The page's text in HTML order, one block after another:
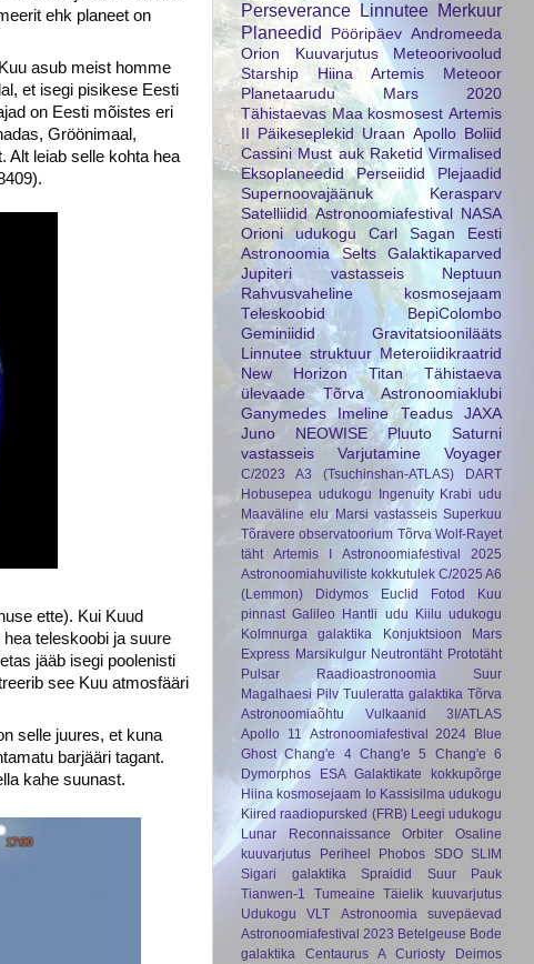
ehk planeet on
asub meist homme
et isegi pisikese Eesti
on Eesti mõistes eri
Gröönimaal,
Alt leiab selle kohta hea
.
ette). Kui Kuud
teleskoobi ja suure
jääb isegi poolenisti
see Kuu atmosfääri
selle juures, et kuna
barjääri tagant.
kahe suunast.
Perseverance Linnutee Merkuur
Planeedid
Pööripäev Andromeeda
Orion
Kuuvarjutus
Meteoorivoolud
Starship
Hiina Artemis
Meteoor
Planetaarudu
Mars 2020
Tähistaevas Maa kosmosest Artemis
Päikeseplekid Uraan Apollo Boliid
Cassini Must auk Raketid Virmalised
Eksoplaneedid
Perseiidid
Plejaadid
Supernoovajäänuk
Kerasparv
Satelliidid Astronoomiafestival
NASA
Orioni udukogu
Carl Sagan
Eesti
Astronoomia Selts
Galaktikaparved
Jupiteri vastasseis
Neptuun
Rahvusvaheline kosmosejaam
Teleskoobid
BepiColombo
Geminiidid
Gravitatsioonilääts
Linnutee struktuur Meteroiidikraatrid
New Horizon
Titan
Tähistaeva
ülevaade
Tõrva Astronoomiaklubi
Ganymedes
Imeline Teadus
JAXA
Juno
NEOWISE Pluuto
Saturni
vastasseis
Varjutamine Voyager
C/2023 A3 (Tsuchinshan-ATLAS)
DART
Hobusepea udukogu Ingenuity Krabi udu
Maaväline elu Marsi vastasseis Superkuu
Tõravere observatoorium Tõrva Wolf-Rayet
täht
Artemis I
Astronoomiafestival 2025
Astronoomiahuviliste kokkutulek C/2025 A6
(Lemmon)
Didymos Euclid
Fotod Kuu
pinnast Galileo Hantli udu Kiilu udukogu
Kolmnurga galaktika
Konjuktsioon
Mars
Express Marsikulgur Neutrontäht Prototäht
Pulsar
Raadioastronoomia
Suur
Magalhaesi Pilv Tuuleratta galaktika Tõrva
Astronoomiaõhtu
Vulkaanid
3I/ATLAS
Apollo 11
Astronoomiafestival 2024 Blue
Ghost Chang'e 4 Chang'e 5
Chang'e 6
Dymorphos
ESA Galaktikate kokkupõrge
Hiina kosmosejaam Io Kassisilma udukogu
Kiired raadiopursked (FRB) Leegi udukogu
Lunar Reconnaissance Orbiter
Osaline
kuuvarjutus
Periheel Phobos SDO SLIM
Sigari galaktika
Spraidid
Suur Pauk
Tianwen-1
Tumeaine Täielik kuuvarjutus
Udukogu
VLT
Astronoomia suvepäevad
Astronoomiafestival 2023 Betelgeuse Bode
galaktika
Centaurus A Curiosty
Deimos